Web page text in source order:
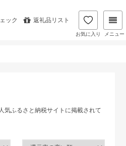
ック 返礼品リスト
お気に入り メニュー
気ふるさと納税サイトに掲載されて